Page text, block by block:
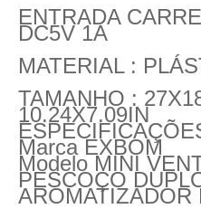
ENTRADA
DC5V 1A
MATERIAL :
TAMANHO :
10.24X7.09IN
Marca EXBOM
Modelo MINI
PESCOÇO
AROMATIZADOR